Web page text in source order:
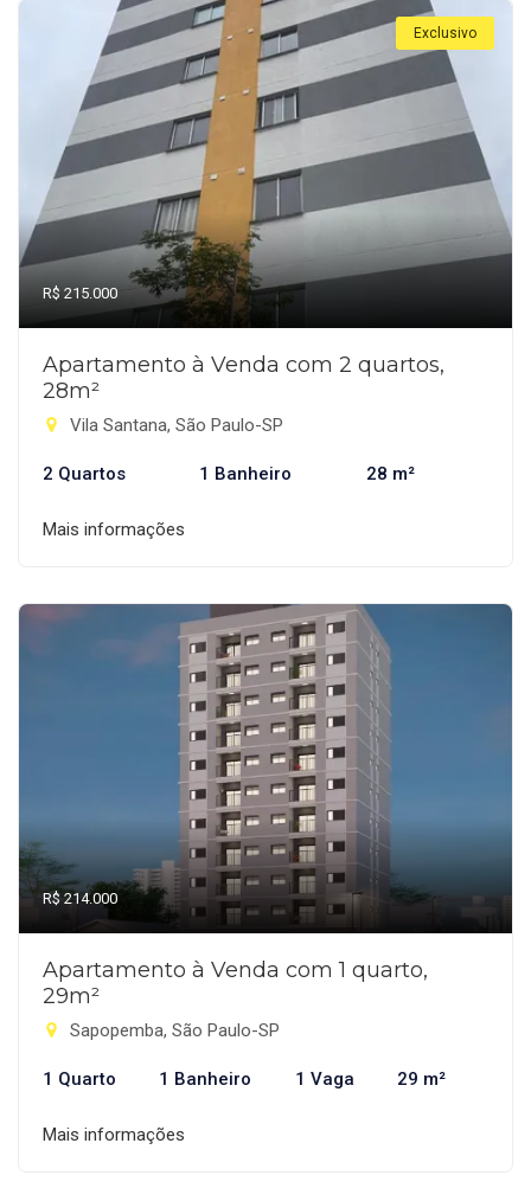
Exclusivo
R$ 215.000
Apartamento à Venda com 2 quartos,
28m²
Vila Santana, São Paulo-SP
2 Quartos 1 Banheiro 28 m²
Mais informações
R$ 214.000
Apartamento à Venda com 1 quarto,
29m²
Sapopemba, São Paulo-SP
1 Quarto 1 Banheiro 1 Vaga 29 m²
Mais informações